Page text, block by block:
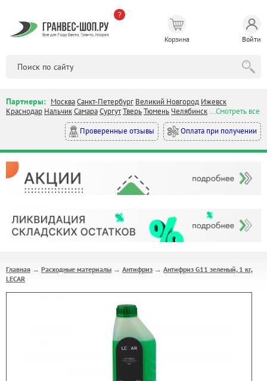
?
Корзина Войти
Партнеры: МоскваСанкт-Петербург Великий Новгород Ижевск
Краснодар НальчикСамараСургутТверьТюмень Челябинск...Смотреть все
Проверенные отзывы
Оплата при получении
Главная → Расходные материалы → Антифриз → Антифриз G11 зеленый, 1 кг,
LECAR